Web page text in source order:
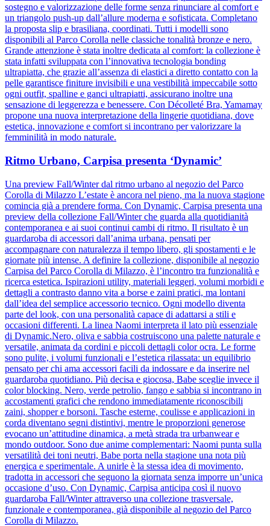
sostegno e valorizzazione delle forme senza rinunciare al comfort e
un triangolo push-up dall’allure moderna e sofisticata. Completano
la proposta slip e brasiliana, coordinati. Tutti i modelli sono
disponibili al Parco Corolla nelle classiche tonalità bronze e nero.
Grande attenzione è stata inoltre dedicata al comfort: la collezione è
stata infatti sviluppata con l’innovativa tecnologia bonding
ultrapiatta, che grazie all’assenza di elastici a diretto contatto con la
pelle garantisce finiture invisibili e una vestibilità impeccabile sotto
ogni outfit, spalline e ganci ultrapiatti, assicurano inoltre una
sensazione di leggerezza e benessere. Con Décolleté Bra, Yamamay
propone una nuova interpretazione della lingerie quotidiana, dove
estetica, innovazione e comfort si incontrano per valorizzare la
femminilità in modo naturale.
Ritmo Urbano, Carpisa presenta ‘Dynamic’
Una preview Fall/Winter dal ritmo urbano al negozio del Parco
Corolla di Milazzo L’estate è ancora nel pieno, ma la nuova stagione
comincia già a prendere forma. Con Dynamic, Carpisa presenta una
preview della collezione Fall/Winter che guarda alla quotidianità
contemporanea e ai suoi continui cambi di ritmo. Il risultato è un
guardaroba di accessori dall’anima urbana, pensati per
accompagnare con naturalezza il tempo libero, gli spostamenti e le
giornate più intense. A definire la collezione, disponibile al negozio
Carpisa del Parco Corolla di Milazzo, è l’incontro tra funzionalità e
ricerca estetica. Ispirazioni utility, materiali leggeri, volumi morbidi e
dettagli a contrasto danno vita a borse e zaini pratici, ma lontani
dall’idea del semplice accessorio tecnico. Ogni modello diventa
parte del look, con una personalità capace di adattarsi a stili e
occasioni differenti. La linea Naomi interpreta il lato più essenziale
di Dynamic.Nero, oliva e sabbia costruiscono una palette naturale e
versatile, animata da cordini e piccoli dettagli color ocra. Le forme
sono pulite, i volumi funzionali e l’estetica rilassata: un equilibrio
pensato per chi ama accessori facili da indossare e da inserire nel
guardaroba quotidiano. Più decisa e giocosa, Babe sceglie invece il
color blocking. Nero, verde petrolio, fango e sabbia si incontrano in
accostamenti grafici che rendono immediatamente riconoscibili
zaini, shopper e borsoni. Tasche esterne, coulisse e applicazioni in
corda diventano segni distintivi, mentre le proporzioni generose
evocano un’attitudine dinamica, a metà strada tra urbanwear e
mondo outdoor. Sono due anime complementari: Naomi punta sulla
versatilità dei toni neutri, Babe porta nella stagione una nota più
energica e sperimentale. A unirle è la stessa idea di movimento,
tradotta in accessori che seguono la giornata senza imporre un’unica
occasione d’uso. Con Dynamic, Carpisa anticipa così il nuovo
guardaroba Fall/Winter attraverso una collezione trasversale,
funzionale e contemporanea, già disponibile al negozio del Parco
Corolla di Milazzo.